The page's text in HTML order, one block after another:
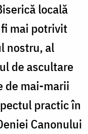
locală
mai potrivit
nostru, al
de ascultare
de mai-marii
practic în
Canonului